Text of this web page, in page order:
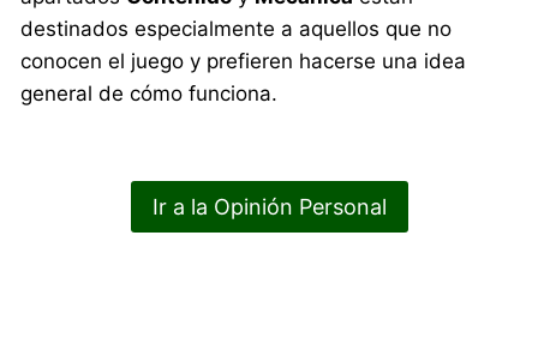
destinados especialmente a aquellos que no
conocen el juego y prefieren hacerse una idea
general de cómo funciona.
Ir a la Opinión Personal